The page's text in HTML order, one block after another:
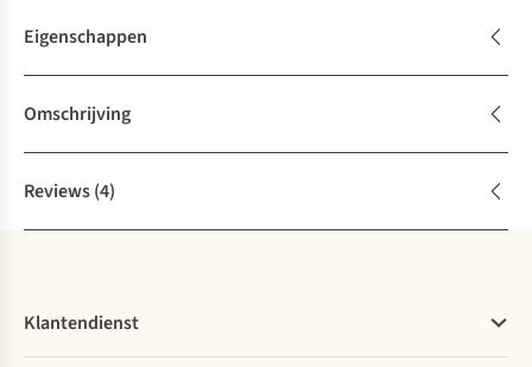
Eigenschappen
Omschrijving
Reviews(4)
Klantendienst